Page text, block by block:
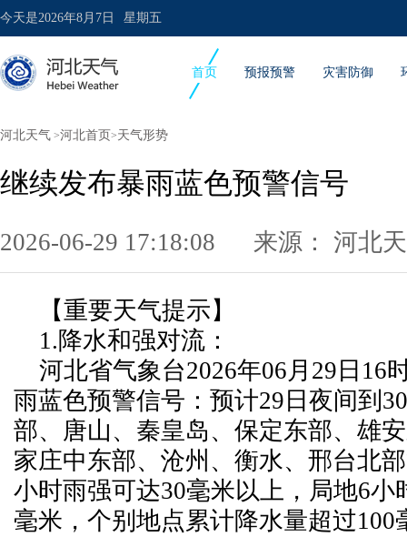
今天是2026年8月7日 星期五
首页 预报预警 灾害防御
河北天气 >河北首页 >天气形势
继续发布暴雨蓝色预警信号
2026-06-29 17:18:08 来源： 河北
【重要天气提示】
1.降水和强对流：
河北省气象台2026年06月29日16
雨蓝色预警信号：预计29日夜间到
部、唐山、秦皇岛、保定东部、雄
家庄中东部、沧州、衡水、邢台北
小时雨强可达30毫米以上，局地6小
毫米，个别地点累计降水量超过100